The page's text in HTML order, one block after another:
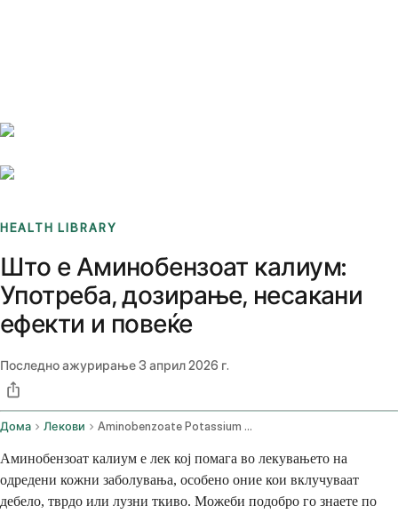
HEALTH LIBRARY
Што е Аминобензоат калиум:
Употреба, дозирање, несакани
ефекти и повеќе
Последно ажурирање3 април 2026 г.
Дома Лекови Aminobenzoate Potassium Oral Route
Аминобензоат калиум е лек кој помага во лекувањето на
одредени кожни заболувања, особено оние кои вклучуваат
дебело, тврдо или лузни ткиво. Можеби подобро го знаете по